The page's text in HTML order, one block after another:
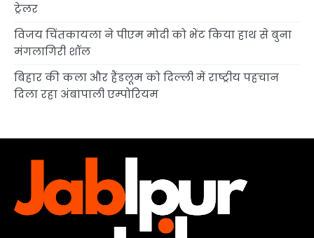
ट्रेलर
विजय चिंतकायला ने पीएम मोदी को भेंट किया हाथ से बुना
मंगलागिरी शॉल
बिहार की कला और हैंडलूम को दिल्ली में राष्ट्रीय पहचान
दिला रहा अंबापाली एम्पोरियम